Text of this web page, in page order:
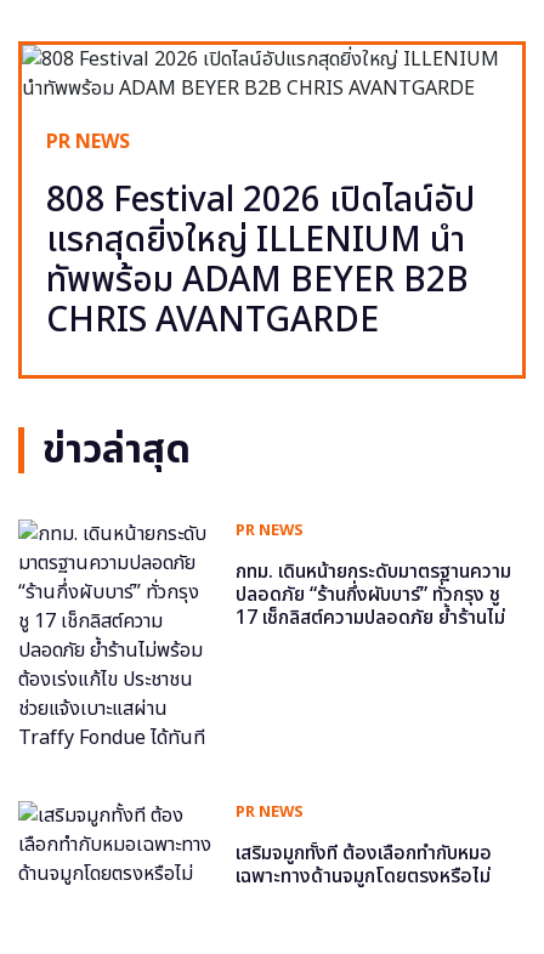
PR NEWS
808 Festival 2026 เปิดไลน์อัป
แรกสุดยิ่งใหญ่ ILLENIUM นำ
ทัพพร้อม ADAM BEYER B2B
CHRIS AVANTGARDE
ข่าวล่าสุด
PR NEWS
กทม. เดินหน้ายกระดับมาตรฐานความ
ปลอดภัย “ร้านกึ่งผับบาร์” ทั่วกรุง ชู
17 เช็กลิสต์ความปลอดภัย ย้ำร้านไม่
PR NEWS
เสริมจมูกทั้งที ต้องเลือกทำกับหมอ
เฉพาะทางด้านจมูกโดยตรงหรือไม่